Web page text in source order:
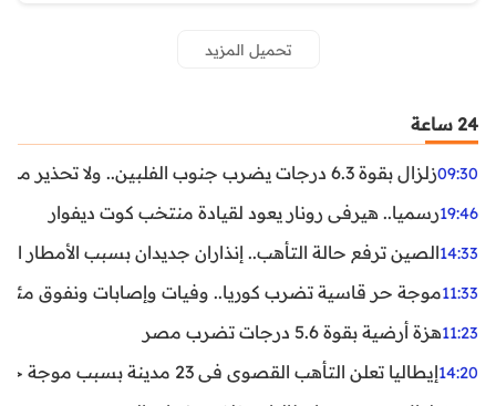
تحميل المزيد
24 ساعة
09:30زلزال بقوة 6.3 درجات يضرب جنوب الفلبين.. ولا تحذير من تسونامي حتى الآن
19:46رسميا.. هيرفي رونار يعود لقيادة منتخب كوت ديفوار
14:33الصين ترفع حالة التأهب.. إنذاران جديدان بسبب الأمطار
11:33موجة حر قاسية تضرب كوريا.. وفيات وإصابات ونفوق مئات
11:23هزة أرضية بقوة 5.6 درجات تضرب مصر
14:20إيطاليا تعلن التأهب القصوى في 23 مدينة بسبب موجة حر شديدة